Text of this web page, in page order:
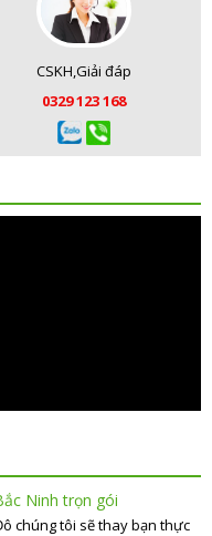
CSKH,Giải đáp
0329 123 168
Ninh trọn gói
chúng tôi sẽ thay bạn thực